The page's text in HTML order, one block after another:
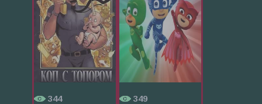
344 349